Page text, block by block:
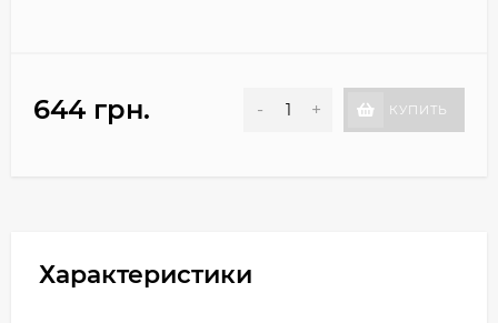
644 грн. - + КУПИТЬ
Характеристики